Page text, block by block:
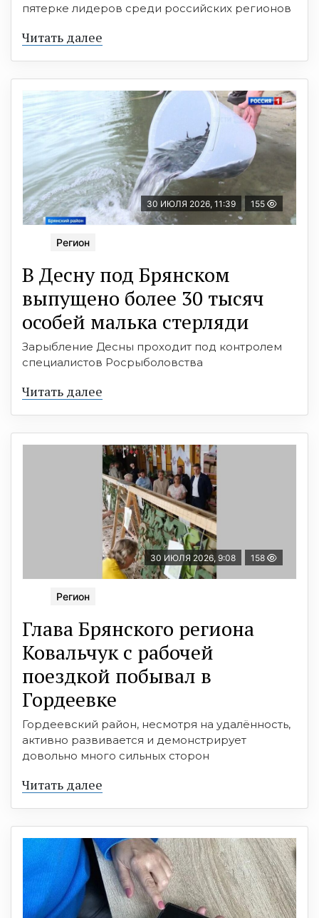
пятерке лидеров среди российских регионов
Читать далее
30 ИЮЛЯ 2026, 11:39 155
Регион
В Десну под Брянском
выпущено более 30 тысяч
особей малька стерляди
Зарыбление Десны проходит под контролем
специалистов Росрыболовства
Читать далее
30 ИЮЛЯ 2026, 9:08 158
Регион
Глава Брянского региона
Ковальчук с рабочей
поездкой побывал в
Гордеевке
Гордеевский район, несмотря на удалённость,
активно развивается и демонстрирует
довольно много сильных сторон
Читать далее